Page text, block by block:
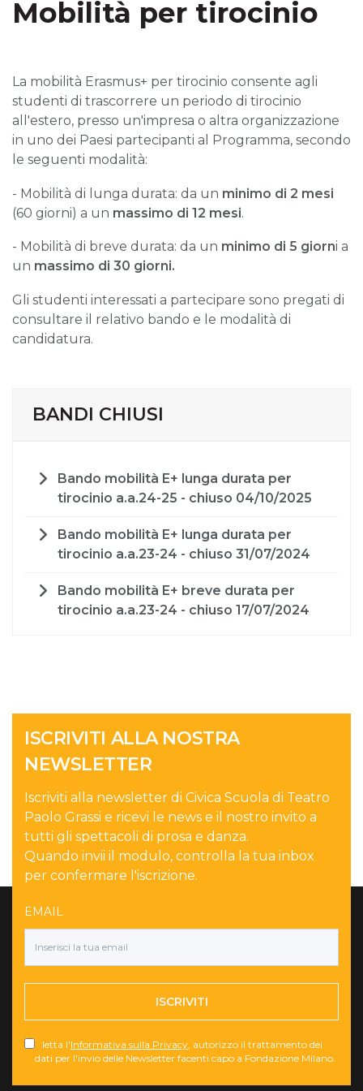
Mobilità per tirocinio
La mobilità Erasmus+ per tirocinio consente agli
studenti di trascorrere un periodo di tirocinio
all'estero, presso un'impresa o altra organizzazione
in uno dei Paesi partecipanti al Programma, secondo
le seguenti modalità:
- Mobilità di lunga durata: da un minimo di 2 mesi
(60 giorni) a un massimo di 12 mesi.
- Mobilità di breve durata: da un minimo di 5 giorni a
un massimo di 30 giorni.
Gli studenti interessati a partecipare sono pregati di
consultare il relativo bando e le modalità di
candidatura.
BANDI CHIUSI
Bando mobilità E+ lunga durata per
tirocinio a.a.24-25 - chiuso 04/10/2025
Bando mobilità E+ lunga durata per
tirocinio a.a.23-24 - chiuso 31/07/2024
Bando mobilità E+ breve durata per
tirocinio a.a.23-24 - chiuso 17/07/2024
ISCRIVITI ALLA NOSTRA
NEWSLETTER
Iscriviti alla newsletter di Civica Scuola di Teatro
Paolo Grassi e ricevi le news e il nostro invito a
tutti gli spettacoli di prosa e danza.
Quando invii il modulo, controlla la tua inbox
per confermare l'iscrizione.
EMAIL
ISCRIVITI
letta l'Informativa sulla Privacy , autorizzo il trattamento dei
dati per l'invio delle Newsletter facenti capo a Fondazione Milano.